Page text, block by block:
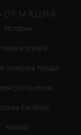
История
и оплата
возврата товара
соглашения
Euroboor
Каталог